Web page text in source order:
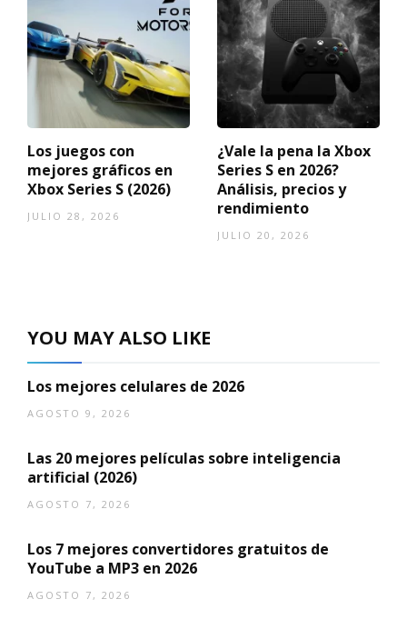
Los juegos con
mejores gráficos en
Xbox Series S (2026)
JULIO 28, 2026
¿Vale la pena la Xbox
Series S en 2026?
Análisis, precios y
rendimiento
JULIO 20, 2026
YOU MAY ALSO LIKE
Los mejores celulares de 2026
AGOSTO 9, 2026
Las 20 mejores películas sobre inteligencia
artificial (2026)
AGOSTO 7, 2026
Los 7 mejores convertidores gratuitos de
YouTube a MP3 en 2026
AGOSTO 7, 2026